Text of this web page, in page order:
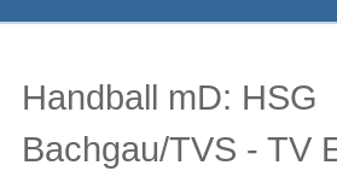
Handball mD: HSG
Bachgau/TVS - TV